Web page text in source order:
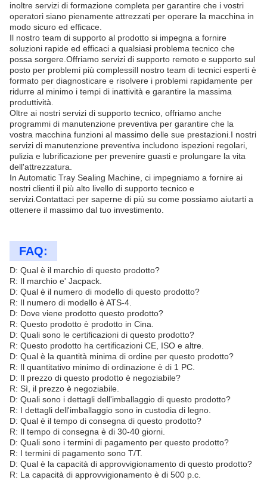
inoltre servizi di formazione completa per garantire che i vostri
operatori siano pienamente attrezzati per operare la macchina in
modo sicuro ed efficace.
Il nostro team di supporto al prodotto si impegna a fornire
soluzioni rapide ed efficaci a qualsiasi problema tecnico che
possa sorgere.Offriamo servizi di supporto remoto e supporto sul
posto per problemi più complessiIl nostro team di tecnici esperti è
formato per diagnosticare e risolvere i problemi rapidamente per
ridurre al minimo i tempi di inattività e garantire la massima
produttività.
Oltre ai nostri servizi di supporto tecnico, offriamo anche
programmi di manutenzione preventiva per garantire che la
vostra macchina funzioni al massimo delle sue prestazioni.I nostri
servizi di manutenzione preventiva includono ispezioni regolari,
pulizia e lubrificazione per prevenire guasti e prolungare la vita
dell'attrezzatura.
In Automatic Tray Sealing Machine, ci impegniamo a fornire ai
nostri clienti il più alto livello di supporto tecnico e
servizi.Contattaci per saperne di più su come possiamo aiutarti a
ottenere il massimo dal tuo investimento.
FAQ:
D: Qual è il marchio di questo prodotto?
R: Il marchio e' Jacpack.
D: Qual è il numero di modello di questo prodotto?
R: Il numero di modello è ATS-4.
D: Dove viene prodotto questo prodotto?
R: Questo prodotto è prodotto in Cina.
D: Quali sono le certificazioni di questo prodotto?
R: Questo prodotto ha certificazioni CE, ISO e altre.
D: Qual è la quantità minima di ordine per questo prodotto?
R: Il quantitativo minimo di ordinazione è di 1 PC.
D: Il prezzo di questo prodotto è negoziabile?
R: Sì, il prezzo è negoziabile.
D: Quali sono i dettagli dell'imballaggio di questo prodotto?
R: I dettagli dell'imballaggio sono in custodia di legno.
D: Qual è il tempo di consegna di questo prodotto?
R: Il tempo di consegna è di 30-40 giorni.
D: Quali sono i termini di pagamento per questo prodotto?
R: I termini di pagamento sono T/T.
D: Qual è la capacità di approvvigionamento di questo prodotto?
R: La capacità di approvvigionamento è di 500 p.c.